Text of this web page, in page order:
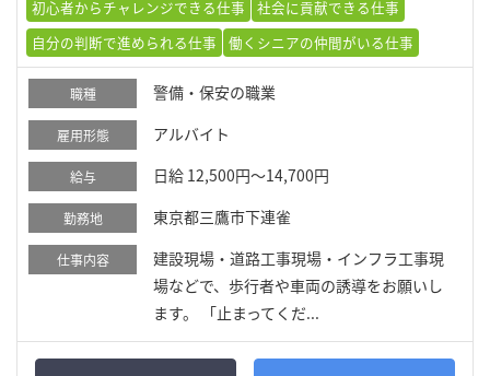
初心者からチャレンジできる仕事
社会に貢献できる仕事
自分の判断で進められる仕事
働くシニアの仲間がいる仕事
職種 警備・保安の職業
雇用形態 アルバイト
給与 日給 12,500円～14,700円
勤務地 東京都三鷹市下連雀
仕事内容
建設現場・道路工事現場・インフラ工事現
場などで、歩行者や車両の誘導をお願いし
ます。 「止まってくだ...